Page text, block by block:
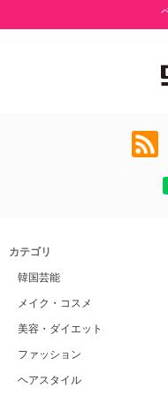
カテゴリ
韓国芸能
メイク・コスメ
美容・ダイエット
ファッション
ヘアスタイル